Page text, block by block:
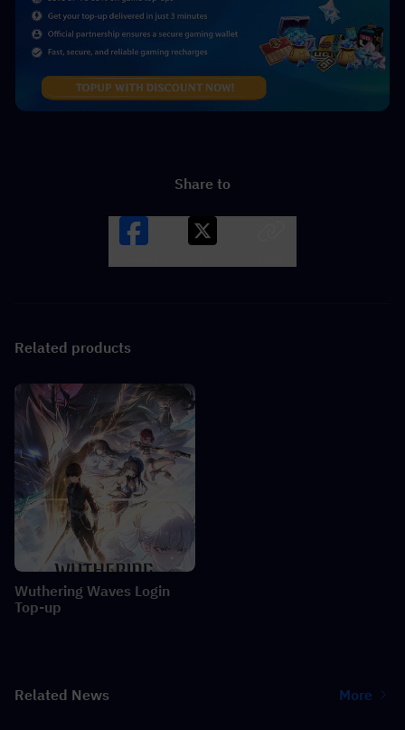
Share to
Related products
Wuthering Waves Login
Top-up
Related News More